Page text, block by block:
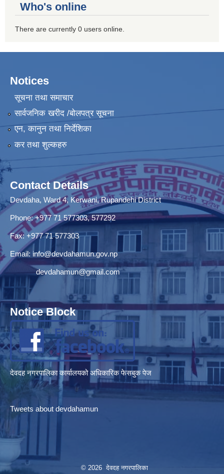
Who's online
There are currently 0 users online.
Notices
सूचना तथा समाचार
सार्वजनिक खरीद /बोलपत्र सूचना
एन, कानुन तथा निर्देशिका
कर तथा शुल्कहरु
Contact Details
Devdaha, Ward 4, Kerwani, Rupandehi District
Phone: +977 71 577303, 577292
Fax: +977 71 577303
Email: info@devdahamun.gov.np
devdahamun@gmail.com
Notice Block
देवदह नगरपालिका कार्यालयको अधिकारिक फेसबुक पेज
Tweets about devdahamun
© 2026 देवदह नगरपालिका